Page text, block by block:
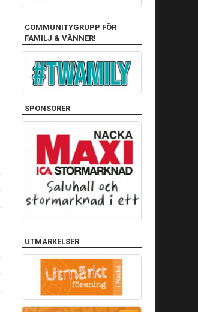
COMMUNITYGRUPP FÖR
FAMILJ & VÄNNER!
SPONSORER
UTMÄRKELSER